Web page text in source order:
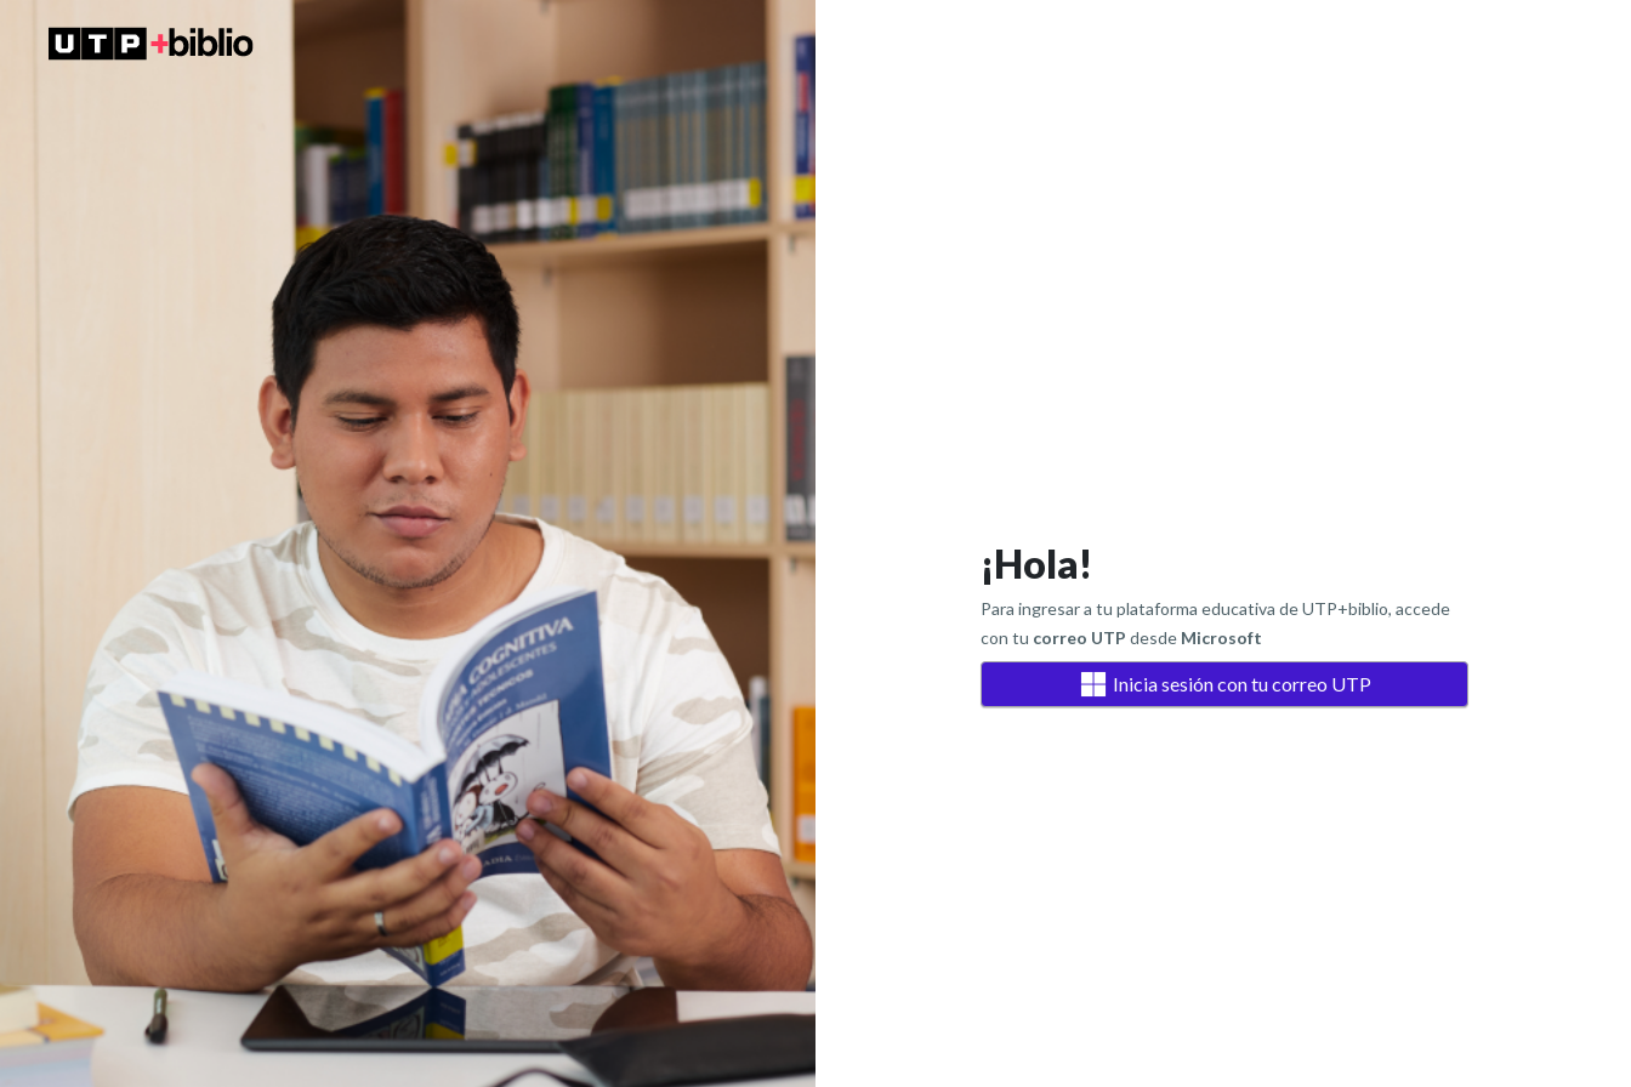
¡Hola!
Para ingresar a tu plataforma educativa de UTP+biblio, accede
con tu correo UTP desde Microsoft
Inicia sesión con tu correo UTP